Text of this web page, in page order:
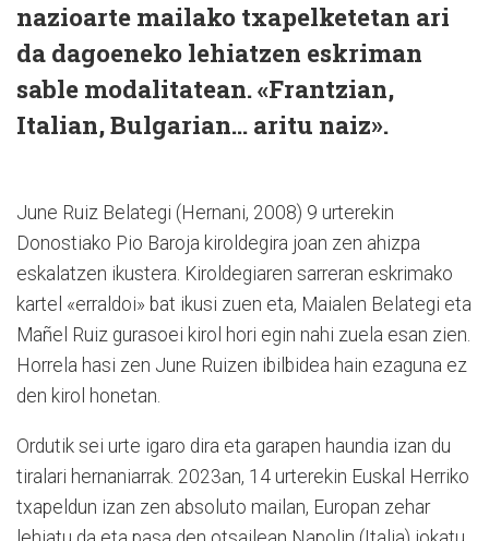
nazioarte mailako txapelketetan ari
da dagoeneko lehiatzen eskriman
sable modalitatean. «Frantzian,
Italian, Bulgarian... aritu naiz».
June Ruiz Belategi (Hernani, 2008) 9 urterekin
Donostiako Pio Baroja kiroldegira joan zen ahizpa
eskalatzen ikustera. Kiroldegiaren sarreran eskrimako
kartel «erraldoi» bat ikusi zuen eta, Maialen Belategi eta
Mañel Ruiz gurasoei kirol hori egin nahi zuela esan zien.
Horrela hasi zen June Ruizen ibilbidea hain ezaguna ez
den kirol honetan.
Ordutik sei urte igaro dira eta garapen haundia izan du
tiralari hernaniarrak. 2023an, 14 urterekin Euskal Herriko
txapeldun izan zen absoluto mailan, Europan zehar